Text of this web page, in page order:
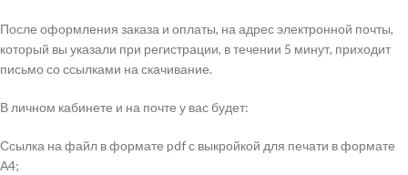
После оформления заказа и оплаты, на адрес электронной почты,
который вы указали при регистрации, в течении 5 минут, приходит
письмо со ссылками на скачивание.
В личном кабинете и на почте у вас будет:
Ссылка на файл в формате pdf с выкройкой для печати в формате
А4;